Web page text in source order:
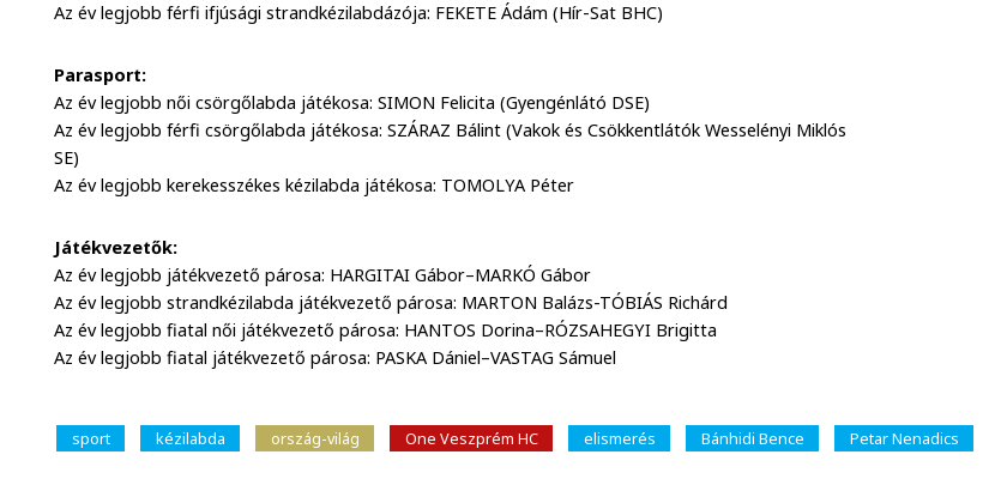
Az év legjobb férfi ifjúsági strandkézilabdázója: FEKETE Ádám (Hír-Sat BHC)
Parasport:
Az év legjobb női csörgőlabda játékosa: SIMON Felicita (Gyengénlátó DSE)
Az év legjobb férfi csörgőlabda játékosa: SZÁRAZ Bálint (Vakok és Csökkentlátók Wesselényi Miklós
SE)
Az év legjobb kerekesszékes kézilabda játékosa: TOMOLYA Péter
Játékvezetők:
Az év legjobb játékvezető párosa: HARGITAI Gábor–MARKÓ Gábor
Az év legjobb strandkézilabda játékvezető párosa: MARTON Balázs-TÓBIÁS Richárd
Az év legjobb fiatal női játékvezető párosa: HANTOS Dorina–RÓZSAHEGYI Brigitta
Az év legjobb fiatal játékvezető párosa: PASKA Dániel–VASTAG Sámuel
sport kézilabda ország-világ One Veszprém HC elismerés Bánhidi Bence Petar Nenadics